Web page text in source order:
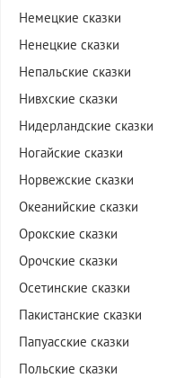
Немецкие сказки
Ненецкие сказки
Непальские сказки
Нивхские сказки
Нидерландские сказки
Ногайские сказки
Норвежские сказки
Океанийские сказки
Орокские сказки
Орочские сказки
Осетинские сказки
Пакистанские сказки
Папуасские сказки
Польские сказки